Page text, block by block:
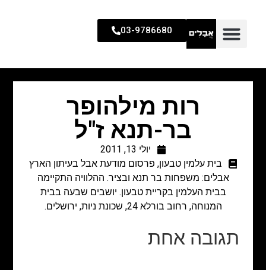
03-9786680
רות מילהופר
בר-תנא ז"ל
יולי 13, 2011
בית עלמין טבעון, פרסום מודעת אבל בעיתון הארץ
אבלים: משפחות בר תנא ובציר. ההלוויה התקיימה
בבית העלמין בקריית טבעון. יושבים שבעה בבית
המנוחה, רחוב בורלא 24, שכונת ניות, ירושלים.
תגובה אחת